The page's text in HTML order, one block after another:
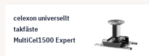
celexon universellt
takfäste
MultiCel1500 Expert